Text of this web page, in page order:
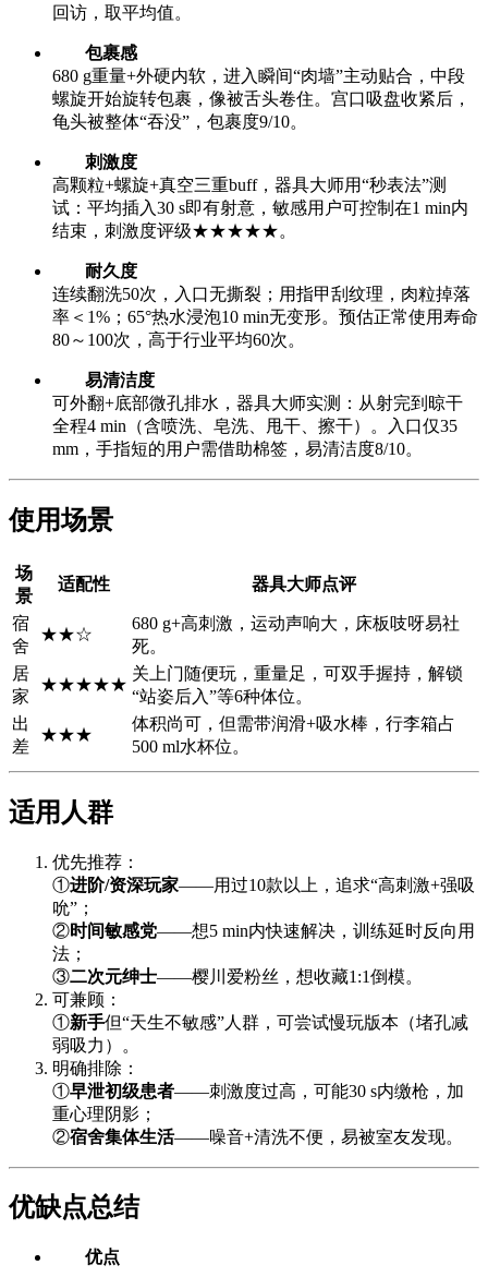
回访，取平均值。
包裹感
680 g重量+外硬内软，进入瞬间“肉墙”主动贴合，中段
螺旋开始旋转包裹，像被舌头卷住。宫口吸盘收紧后，
龟头被整体“吞没”，包裹度9/10。
刺激度
高颗粒+螺旋+真空三重buff，器具大师用“秒表法”测
试：平均插入30 s即有射意，敏感用户可控制在1 min内
结束，刺激度评级★★★★★。
耐久度
连续翻洗50次，入口无撕裂；用指甲刮纹理，肉粒掉落
率＜1%；65°热水浸泡10 min无变形。预估正常使用寿命
80～100次，高于行业平均60次。
易清洁度
可外翻+底部微孔排水，器具大师实测：从射完到晾干
全程4 min（含喷洗、皂洗、甩干、擦干）。入口仅35
mm，手指短的用户需借助棉签，易清洁度8/10。
使用场景
场
景
适配性 器具大师点评
宿
舍
★★☆
680 g+高刺激，运动声响大，床板吱呀易社
死。
居
家
★★★★★
关上门随便玩，重量足，可双手握持，解锁
“站姿后入”等6种体位。
出
差
★★★
体积尚可，但需带润滑+吸水棒，行李箱占
500 ml水杯位。
适用人群
优先推荐：
①进阶/资深玩家——用过10款以上，追求“高刺激+强吸
吮”；
②时间敏感党——想5 min内快速解决，训练延时反向用
法；
③二次元绅士——樱川爱粉丝，想收藏1:1倒模。
可兼顾：
①新手但“天生不敏感”人群，可尝试慢玩版本（堵孔减
弱吸力）。
明确排除：
①早泄初级患者——刺激度过高，可能30 s内缴枪，加
重心理阴影；
②宿舍集体生活——噪音+清洗不便，易被室友发现。
优缺点总结
优点